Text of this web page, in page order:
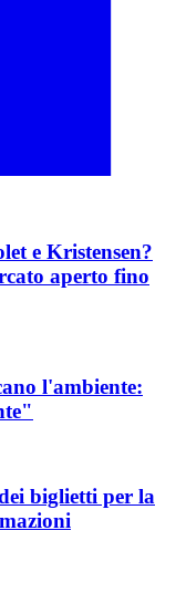
e Kristensen?
aperto fino
l'ambiente:
biglietti per la